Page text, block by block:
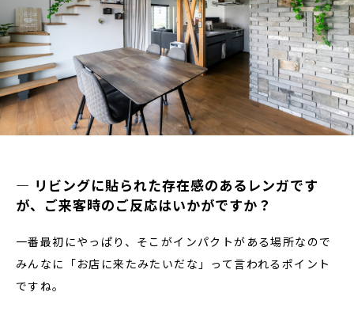
― リビングに貼られた存在感のあるレンガです
が、ご来客時のご反応はいかがですか？
一番最初にやっぱり、そこがインパクトがある場所なので
みんなに「お店に来たみたいだな」って言われるポイント
ですね。